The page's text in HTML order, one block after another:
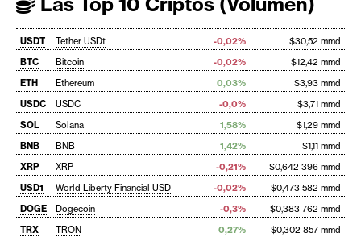
USDT Tether USDt -0,02%
$30,52 mmd
BTC
Bitcoin -0,02%
$12,42 mmd
ETH
Ethereum 0,03%
$3,93 mmd
USDC
USDC -0,0%
$3,71 mmd
SOL
Solana 1,58%
$1,29 mmd
BNB
BNB 1,42%
$1,11 mmd
XRP
XRP -0,21%
$0,642 396 mmd
USD1
World Liberty Financial USD -0,02%
$0,473 582 mmd
DOGE
Dogecoin -0,3%
$0,383 762 mmd
TRX
TRON 0,27% $0,302 857 mmd